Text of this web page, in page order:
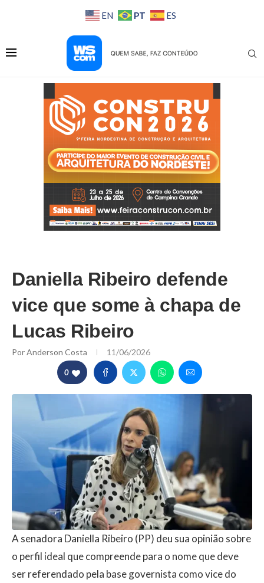
EN PT ES
Daniella Ribeiro defende
vice que some à chapa de
Lucas Ribeiro
PorAnderson Costa 11/06/2026
0
A senadora Daniella Ribeiro (PP) deu sua opinião sobre
o perfil ideal que compreende para o nome que deve
ser referendado pela base governista como vice do